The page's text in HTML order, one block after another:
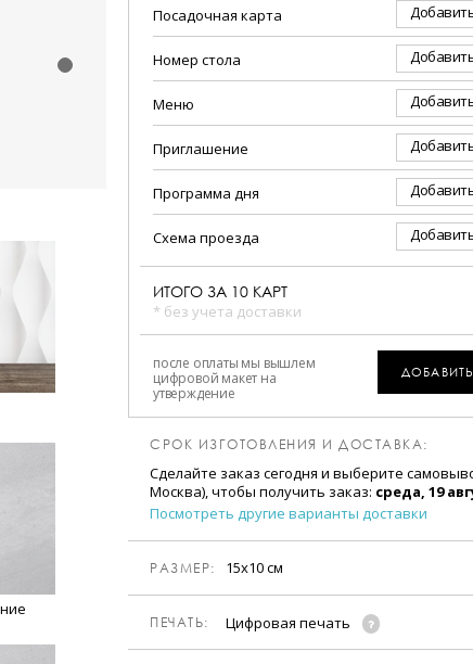
Посадочная карта
Номер стола
Меню
Приглашение
Программа дня
Схема проезда
ИТОГО ЗА 10 КАРТ
* без учета доставки
после оплаты мы вышлем
цифровой макет на
утверждение
СРОК ИЗГОТОВЛЕНИЯ И ДОСТАВКА:
Сделайте заказ сегодня и выберите
Москва), чтобы получить заказ: среда, 19
Посмотреть другие варианты доставки
РАЗМЕР: 15х10 см
ПЕЧАТЬ: Цифровая печать